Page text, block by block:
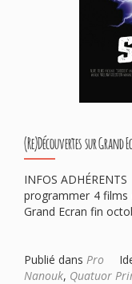
(Re)Découvertes sur Grand
INFOS ADHÉRENTS
programmer 4 films
Grand Ecran fin
Publié dans Pro
Nanouk, Quatuor